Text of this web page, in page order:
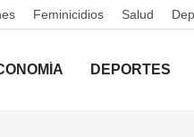
Feminicidios Salud
DEPORTES